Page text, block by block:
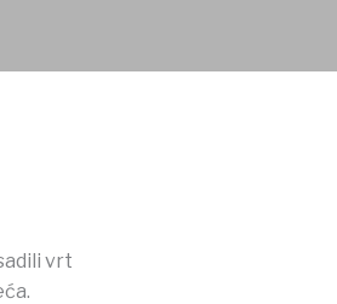
vrt